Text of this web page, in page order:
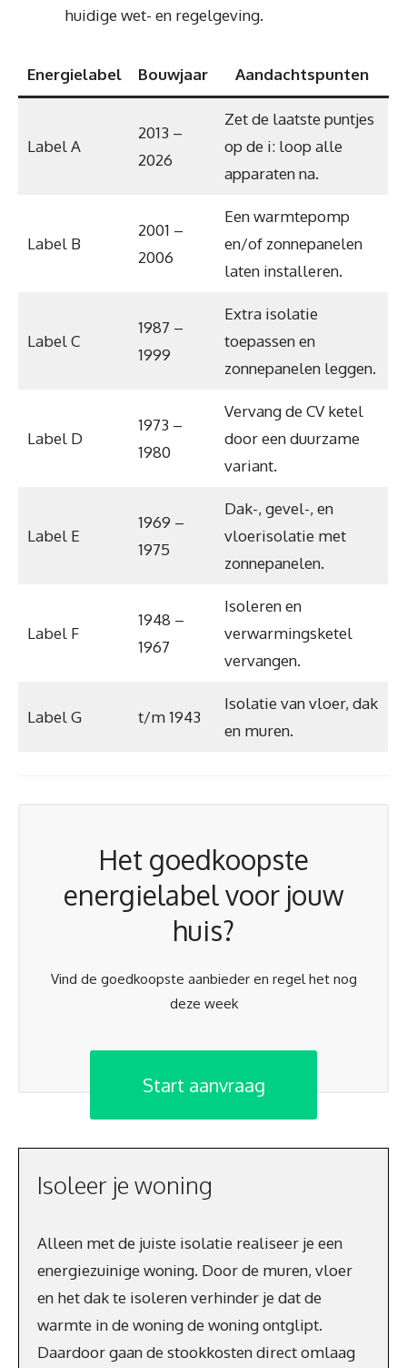
huidige wet- en regelgeving.
Energielabel Bouwjaar Aandachtspunten
Label A
2013 –
2026
Zet de laatste puntjes
op de i: loop alle
apparaten na.
Label B
2001 –
2006
Een warmtepomp
en/of zonnepanelen
laten installeren.
Label C
1987 –
1999
Extra isolatie
toepassen en
zonnepanelen leggen.
Label D
1973 –
1980
Vervang de CV ketel
door een duurzame
variant.
Label E
1969 –
1975
Dak-, gevel-, en
vloerisolatie met
zonnepanelen.
Label F
1948 –
1967
Isoleren en
verwarmingsketel
vervangen.
Label G t/m 1943
Isolatie van vloer, dak
en muren.
Het goedkoopste
energielabel voor jouw
huis?
Vind de goedkoopste aanbieder en regel het nog
deze week
Start aanvraag
Isoleer je woning
Alleen met de juiste isolatie realiseer je een
energiezuinige woning. Door de muren, vloer
en het dak te isoleren verhinder je dat de
warmte in de woning de woning ontglipt.
Daardoor gaan de stookkosten direct omlaag